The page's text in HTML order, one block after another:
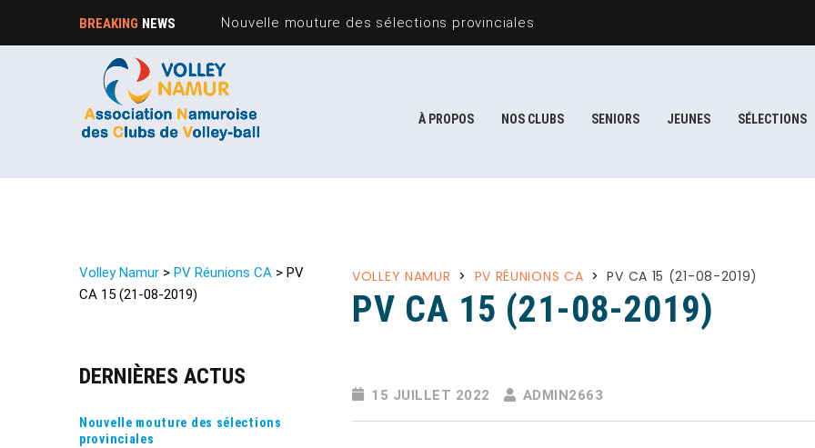
BREAKING NEWS Nouvelle mouture des sélections provinciales
À PROPOS NOS CLUBS SENIORS JEUNES SÉLECTIONS
VOLLEY NAMUR > PV RÉUNIONS CA > PV CA 15 (21-08-2019)
PV CA 15 (21-08-2019)
15 JUILLET 2022 ADMIN2663
Volley Namur > PV Réunions CA > PV
CA 15 (21-08-2019)
DERNIÈRES ACTUS
Nouvelle mouture des sélections
provinciales